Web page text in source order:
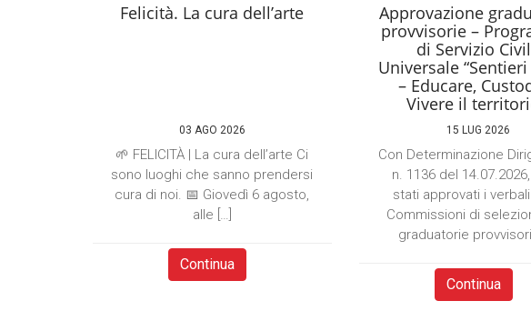
Felicità. La cura dell’arte
03 AGO 2026
🌱 FELICITÀ | La cura dell’arte Ci
sono luoghi che sanno prendersi
cura di noi. 📅 Giovedì 6 agosto,
alle […]
Continua
Approvazione
provvisorie –
di Servizio
Universale
– Educare,
Vivere il
15 LUG 2026
Con Determinazione
n. 1136 del
stati approvati i
Commissioni di
graduatorie
Continua